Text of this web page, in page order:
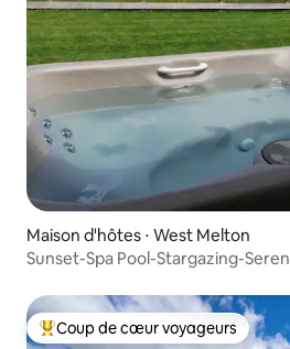
Maison d'hôtes ⋅ West Melton
Sunset-Spa Pool-Stargazing-
Coups de cœur voyageurs les plus
Coup de cœur voyageurs